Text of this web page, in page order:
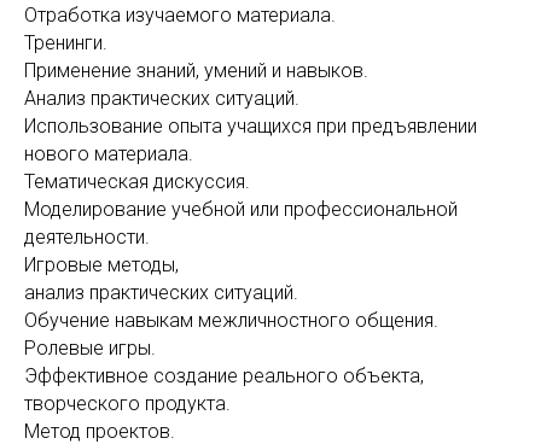
Отработка изучаемого материала.
Тренинги.
Применение знаний, умений и навыков.
Анализ практических ситуаций.
Использование опыта учащихся при предъявлении
нового материала.
Тематическая дискуссия.
Моделирование учебной или профессиональной
деятельности.
Игровые методы,
анализ практических ситуаций.
Обучение навыкам межличностного общения.
Ролевые игры.
Эффективное создание реального объекта,
творческого продукта.
Метод проектов.